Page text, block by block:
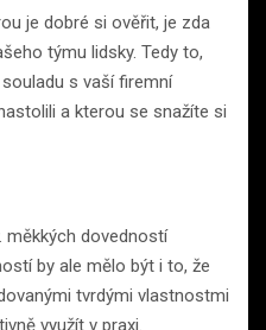
je dobré si ověřit, je zda
týmu lidsky. Tedy to,
s vaší firemní
a kterou se snažíte si
měkkých dovedností
by ale mělo být i to, že
tvrdými vlastnostmi
využít v praxi.